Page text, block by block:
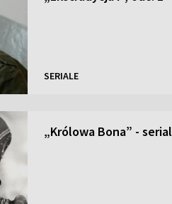
SERIALE
„Królowa Bona” - serial